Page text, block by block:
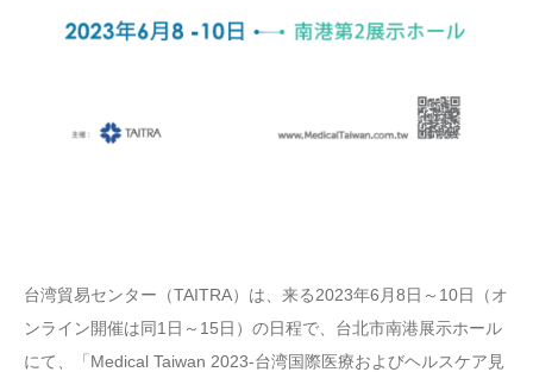
台湾貿易センター（TAITRA）は、来る2023年6月8日～10日（オ
ンライン開催は同1日～15日）の日程で、台北市南港展示ホール
にて、「Medical Taiwan 2023-台湾国際医療およびヘルスケア見